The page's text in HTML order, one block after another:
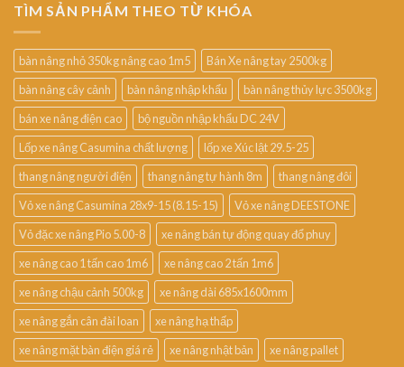
TÌM SẢN PHẨM THEO TỪ KHÓA
bàn nâng nhỏ 350kg nâng cao 1m5
Bán Xe nâng tay 2500kg
bàn nâng cây cảnh
bàn nâng nhập khẩu
bàn nâng thủy lực 3500kg
bán xe nâng điện cao
bộ nguồn nhập khẩu DC 24V
Lốp xe nâng Casumina chất lượng
lốp xe Xúc lật 29.5-25
thang nâng người điện
thang nâng tự hành 8m
thang nâng đôi
Vỏ xe nâng Casumina 28x9-15 (8.15-15)
Vỏ xe nâng DEESTONE
Vỏ đặc xe nâng Pio 5.00-8
xe nâng bán tự động quay đổ phuy
xe nâng cao 1 tấn cao 1m6
xe nâng cao 2 tấn 1m6
xe nâng chậu cảnh 500kg
xe nâng dài 685x1600mm
xe nâng gắn cân đài loan
xe nâng hạ thấp
xe nâng mặt bàn điện giá rẻ
xe nâng nhật bản
xe nâng pallet